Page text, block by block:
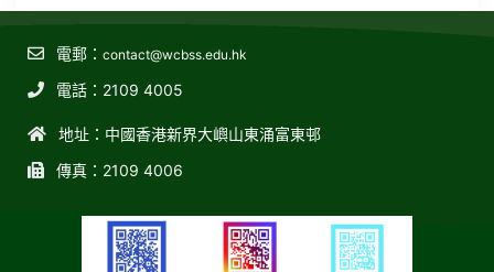
電郵： contact@wcbss.edu.hk
電話：2109 4005
地址：中國香港新界大嶼山東涌富東邨
傳真：2109 4006